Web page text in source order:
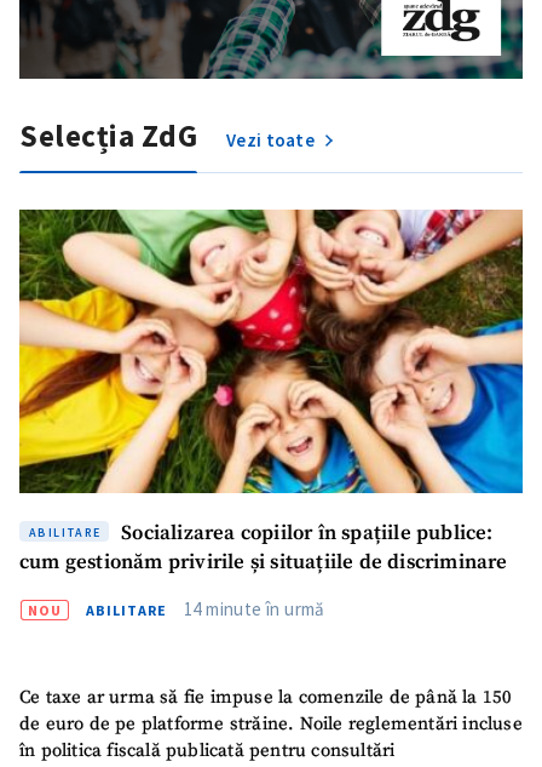
Selecția ZdG Vezi toate
ABILITARE
Socializarea copiilor în spațiile publice:
cum gestionăm privirile și situațiile de discriminare
NOU ABILITARE 14 minute în urmă
Ce taxe ar urma să fie impuse la comenzile de până la 150
de euro de pe platforme străine. Noile reglementări incluse
în politica fiscală publicată pentru consultări